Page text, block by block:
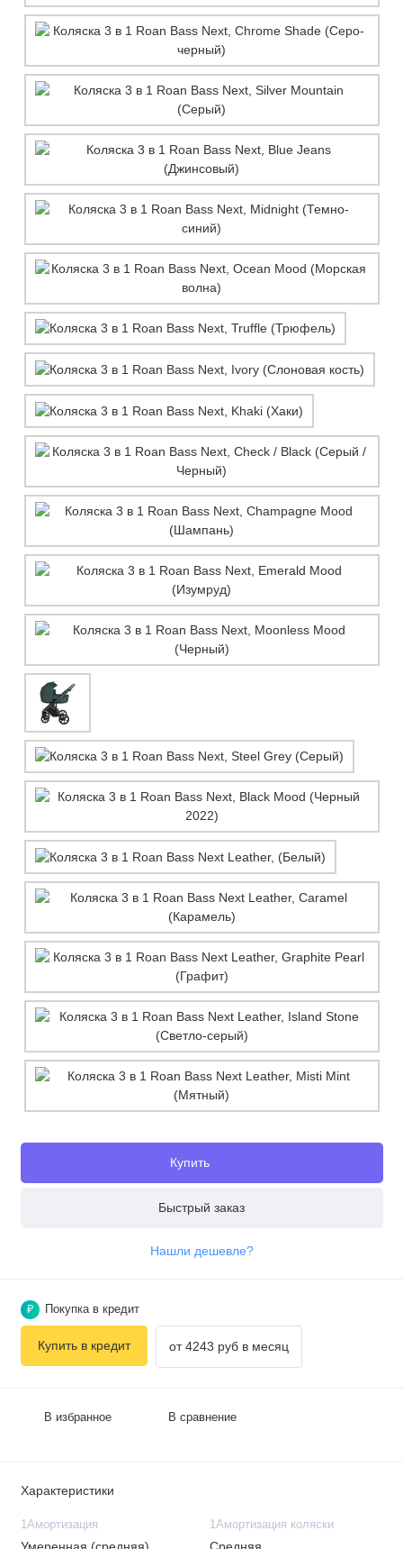
Купить
Быстрый заказ
Нашли дешевле?
В избранное В сравнение
₽ Покупка в кредит
Купить в кредит от 4243 руб в месяц
Характеристики
1Амортизация 1Амортизация коляски